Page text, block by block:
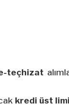
teçhizat
kredi üst